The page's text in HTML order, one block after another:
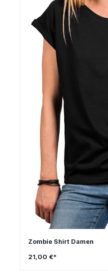
Zombie Shirt Damen
21,00 €*